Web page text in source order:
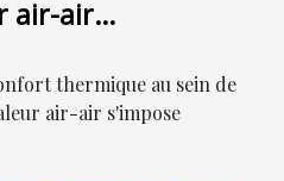
air-air
thermique au sein de
air-air s'impose